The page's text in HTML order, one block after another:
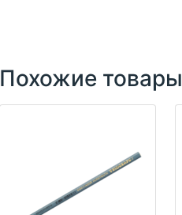
Похожие товары